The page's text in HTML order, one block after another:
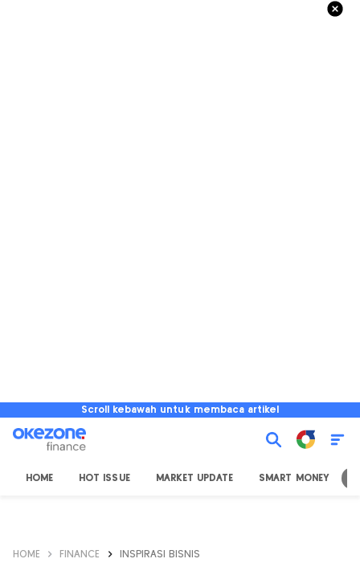
Scroll kebawah untuk membaca artikel
HOME HOT ISSUE MARKET UPDATE SMART MONEY
HOME FINANCE INSPIRASI BISNIS